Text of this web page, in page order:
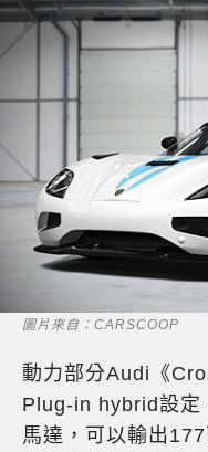
圖片來自：CARSCOOP
動力部分Audi《
Plug-in hybrid設定
馬達，可以輸出